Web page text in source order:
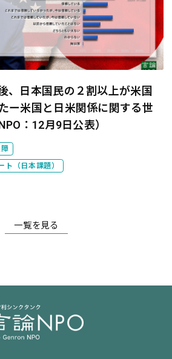
、日本国民の２割以上が米国
ー米国と日米関係に関する世
：12月9日公表）
ト（日本課題）
一覧を見る